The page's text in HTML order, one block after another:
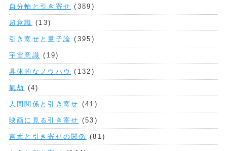
自分軸と引き寄せ (389)
超意識 (13)
引き寄せと量子論 (395)
宇宙意識 (19)
具体的なノウハウ (132)
氣劫 (4)
人間関係と引き寄せ (41)
映画に見る引き寄せ (53)
言葉と引き寄せの関係 (81)